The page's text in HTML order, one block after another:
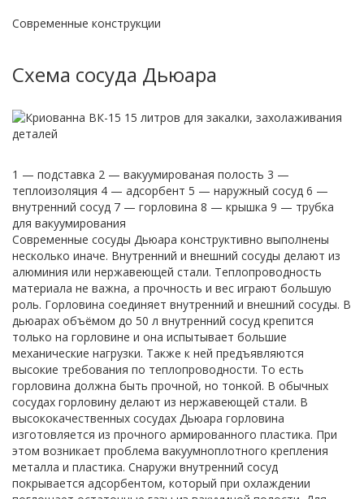
Современные конструкции
Схема сосуда Дьюара
1 — подставка 2 — вакуумированая полость 3 —
теплоизоляция 4 — адсорбент 5 — наружный сосуд 6 —
внутренний сосуд 7 — горловина 8 — крышка 9 — трубка
для вакуумирования
Современные сосуды Дьюара конструктивно выполнены
несколько иначе. Внутренний и внешний сосуды делают из
алюминия или нержавеющей стали. Теплопроводность
материала не важна, а прочность и вес играют большую
роль. Горловина соединяет внутренний и внешний сосуды. В
дьюарах объёмом до 50 л внутренний сосуд крепится
только на горловине и она испытывает большие
механические нагрузки. Также к ней предъявляются
высокие требования по теплопроводности. То есть
горловина должна быть прочной, но тонкой. В обычных
сосудах горловину делают из нержавеющей стали. В
высококачественных сосудах Дьюара горловина
изготовляется из прочного армированного пластика. При
этом возникает проблема вакуумноплотного крепления
металла и пластика. Снаружи внутренний сосуд
покрывается адсорбентом, который при охлаждении